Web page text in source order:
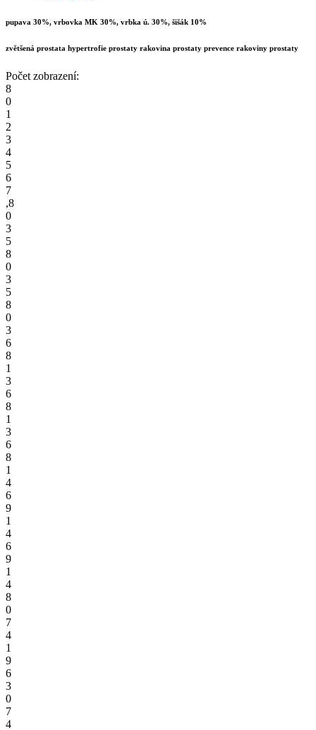
pupava 30%, vrbovka MK 30%, vrbka ú. 30%, šišák 10%
zvětšená prostata hypertrofie prostaty rakovina prostaty prevence rakoviny prostaty
Počet zobrazení:
8
0
1
2
3
4
5
6
7
,8
0
3
5
8
0
3
5
8
0
3
6
8
1
3
6
8
1
3
6
8
1
4
6
9
1
4
6
9
1
4
8
0
7
4
1
9
6
3
0
7
4